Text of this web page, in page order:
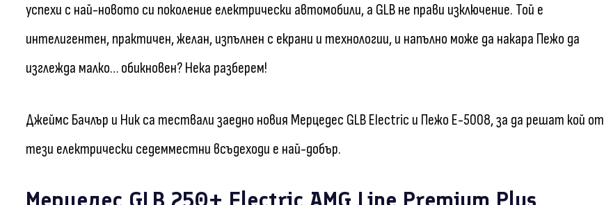
успехи с най-новото си поколение електрически автомобили, а GLB не прави изключение. Той е
интелигентен, практичен, желан, изпълнен с екрани и технологии, и напълно може да накара Пежо да
изглежда малко… обикновен? Нека разберем!
Джеймс Бачлър и Ник са тествали заедно новия Мерцедес GLB Electric и Пежо E-5008, за да решат кой от
тези електрически седемместни всъдеходи е най-добър.